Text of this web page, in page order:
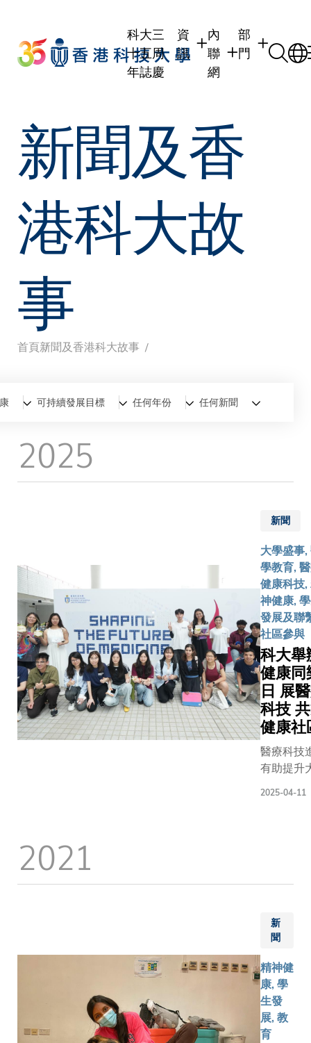
main
content
科大三
十五周
年誌慶
資
訊
校友
傳媒
公眾
內
聯
網
校友內聯網
部
門
新聞及香
港科大故
事
導
航
連
結
首頁新聞及香港科大故事
全部新聞香港科大故事
可持續發展目標 任何年份 任何新聞
2025
新聞
大學盛事,
學教育,
健康科技,
神健康,
發展及聯
社區參與
科大舉
健康同
日 展
科技
健康社
醫療科技
有助提升
大）今日
辦的第三
樂日，特
主題，於
內設置多
滑雪、賽
單車、籃
拳撃等活
2025-04-11
2021
新
聞
精神健
康, 學
生發
展, 教
育